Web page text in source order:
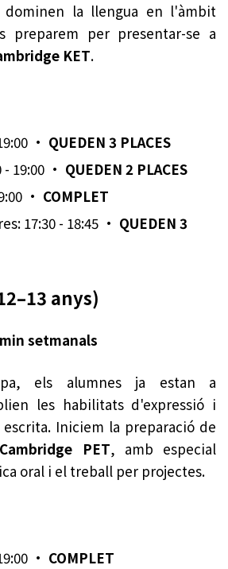
dominen la llengua en l'àmbit
per presentar-se a
KET.
· QUEDEN 3 PLACES
19:00 · QUEDEN 2 PLACES
· COMPLET
17:30 - 18:45 · QUEDEN 3
anys)
setmanals
els alumnes ja estan a
les habilitats d'expressió i
Iniciem la preparació de
Cambridge PET, amb especial
oral i el treball per projectes.
· COMPLET